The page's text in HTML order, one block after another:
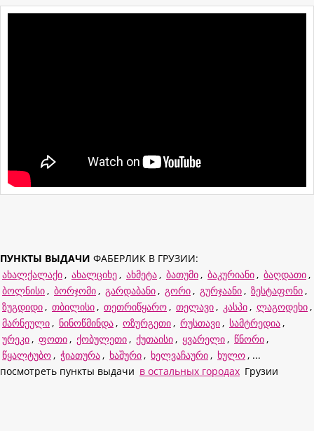
ПУНКТЫ ВЫДАЧИ ФАБЕРЛИК В ГРУЗИИ:
ახალქალაქი , ახალციხე , ახმეტა , ბათუმი , ბაკურიანი , ბაღდათი ,
ბოლნისი , ბორჯომი , გარდაბანი , გორი , გურჯაანი , ზესტაფონი ,
ზუგდიდი , თბილისი , თეთრიწყარო , თელავი , კასპი , ლაგოდეხი ,
მარნეული , ნინოწმინდა , ოზურგეთი , რუსთავი , სამტრედია ,
ურეკი , ფოთი , ქობულეთი , ქუთაისი , ყვარელი , წნორი ,
წყალტუბო , ჭიათურა , ხაშური , ხელვაჩაური , ხულო , ...
посмотреть пункты выдачи в остальных городах Грузии